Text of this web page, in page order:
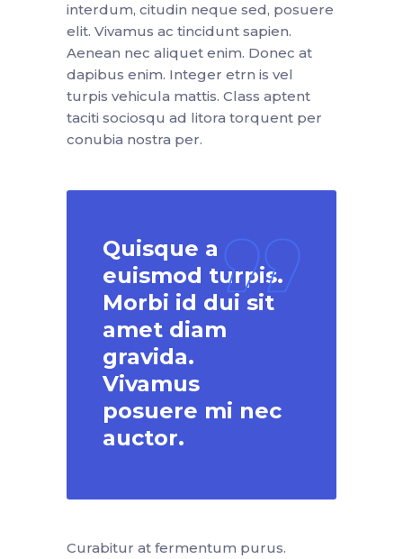
interdum, citudin neque sed, posuere
elit. Vivamus ac tincidunt sapien.
Aenean nec aliquet enim. Donec at
dapibus enim. Integer etrn is vel
turpis vehicula mattis. Class aptent
taciti sociosqu ad litora torquent per
conubia nostra per.
Quisque a
euismod turpis.
Morbi id dui sit
amet diam
gravida.
Vivamus
posuere mi nec
auctor.
Curabitur at fermentum purus.